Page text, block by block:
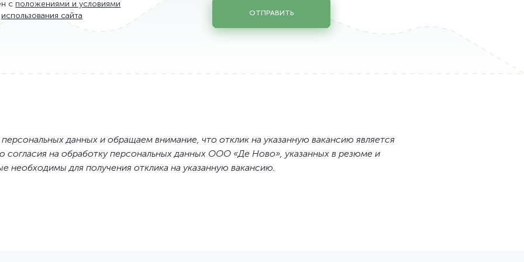
с положениями и условиями
использования сайта
ОТПРАВИТЬ
данных и обращаем внимание, что отклик на указанную вакансию является
согласия на обработку персональных данных ООО «Де Ново», указанных в резюме и
необходимы для получения отклика на указанную вакансию.